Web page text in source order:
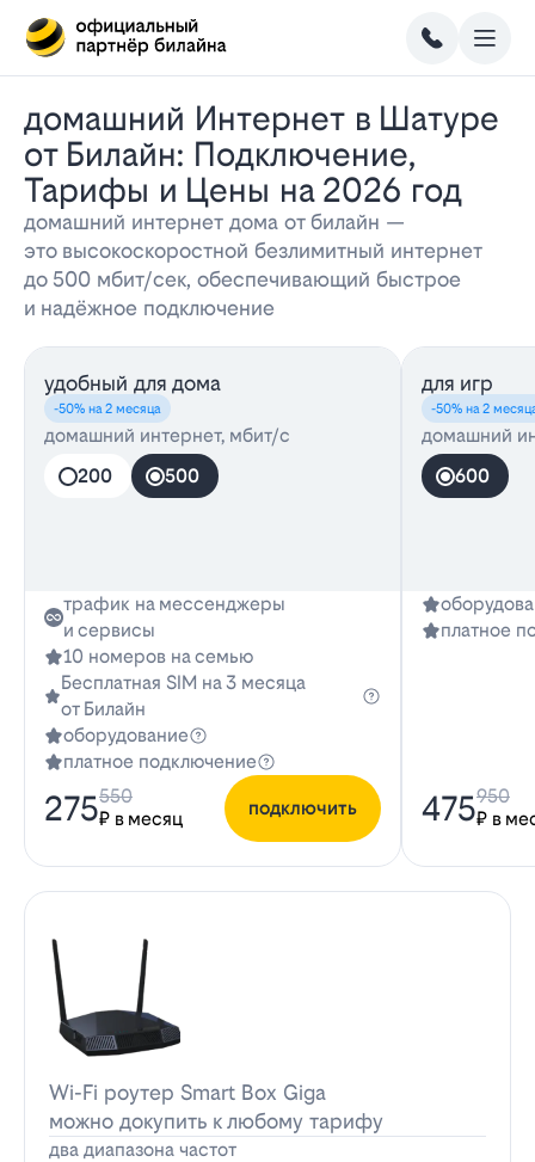
Домашний Интернет в Шатуре
от Билайн: Подключение,
Тарифы и Цены на 2026 год
домашний интернет дома от билайн —
это высокоскоростной безлимитный интернет
до 500 мбит/сек, обеспечивающий быстрое
и надёжное подключение
удобный для дома
-50% на 2 месяца
домашний интернет, мбит/с
200
500
трафик на мессенджеры
и сервисы
10 номеров на семью
Бесплатная SIM на 3 месяца
от Билайн
оборудование
платное подключение
275₽ в месяц
550
подключить
для игр
-50% на 2
домашний
600
платное
475₽ в
950
Wi-Fi роутер Smart Box Giga
можно докупить к любому тарифу
два диапазона частот